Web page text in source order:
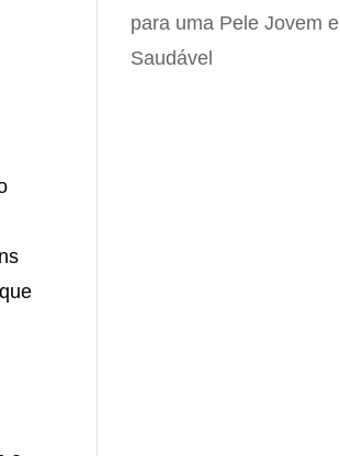
para uma Pele Jovem e
Saudável